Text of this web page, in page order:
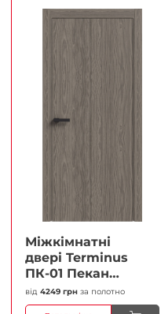
Міжкімнатні
двері Terminus
ПК-01 Пекан
Глухі Плівка
від 4249 грн за полотно